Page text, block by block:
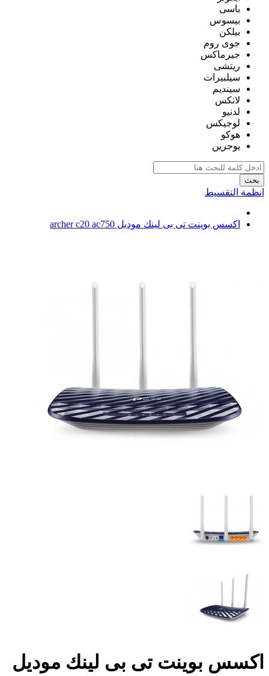
باسى
بيسوس
بيلكن
جوى روم
جيرماكس
ريتشى
سيلبيرات
سينديم
لانكس
لدنيو
لوجيكس
هوكو
يوجرين
بحث
انظمة التقسيط
اكسس بوينت تى بى لينك موديل archer c20 ac750
اكسس بوينت تى بى لينك موديل